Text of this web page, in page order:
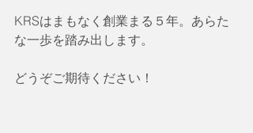
KRSはまもなく創業まる５年。あらた
な一歩を踏み出します。
どうぞご期待ください！